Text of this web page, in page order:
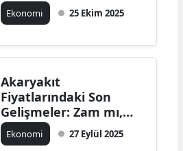
Ekonomi 25 Ekim 2025
Akaryakıt
Fiyatlarındaki Son
Gelişmeler: Zam mı,
İndirim mi Bekleniyor?
Ekonomi 27 Eylül 2025